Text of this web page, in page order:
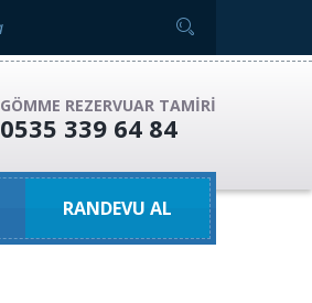
GÖMME REZERVUAR TAMIRI
0535 339 64 84
RANDEVU AL